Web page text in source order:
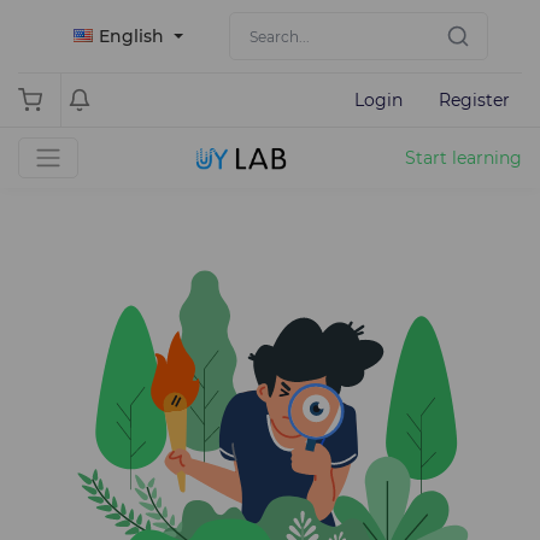
English
Login Register
Start learning